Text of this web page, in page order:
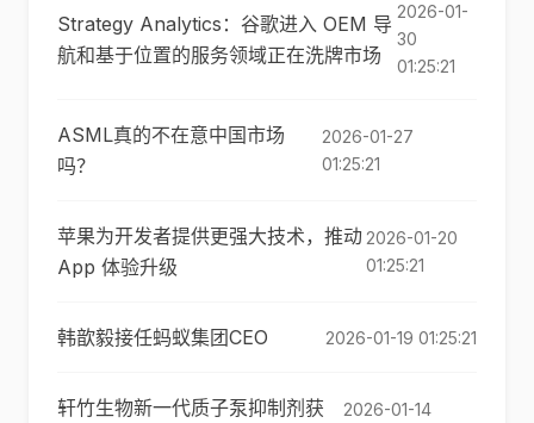
Strategy Analytics：谷歌进入 OEM 导
航和基于位置的服务领域正在洗牌市场
2026-01-
30
01:25:21
ASML真的不在意中国市场
吗？
2026-01-27
01:25:21
苹果为开发者提供更强大技术，推动
App 体验升级
2026-01-20
01:25:21
韩歆毅接任蚂蚁集团CEO 2026-01-19 01:25:21
轩竹生物新一代质子泵抑制剂获
2026-01-14